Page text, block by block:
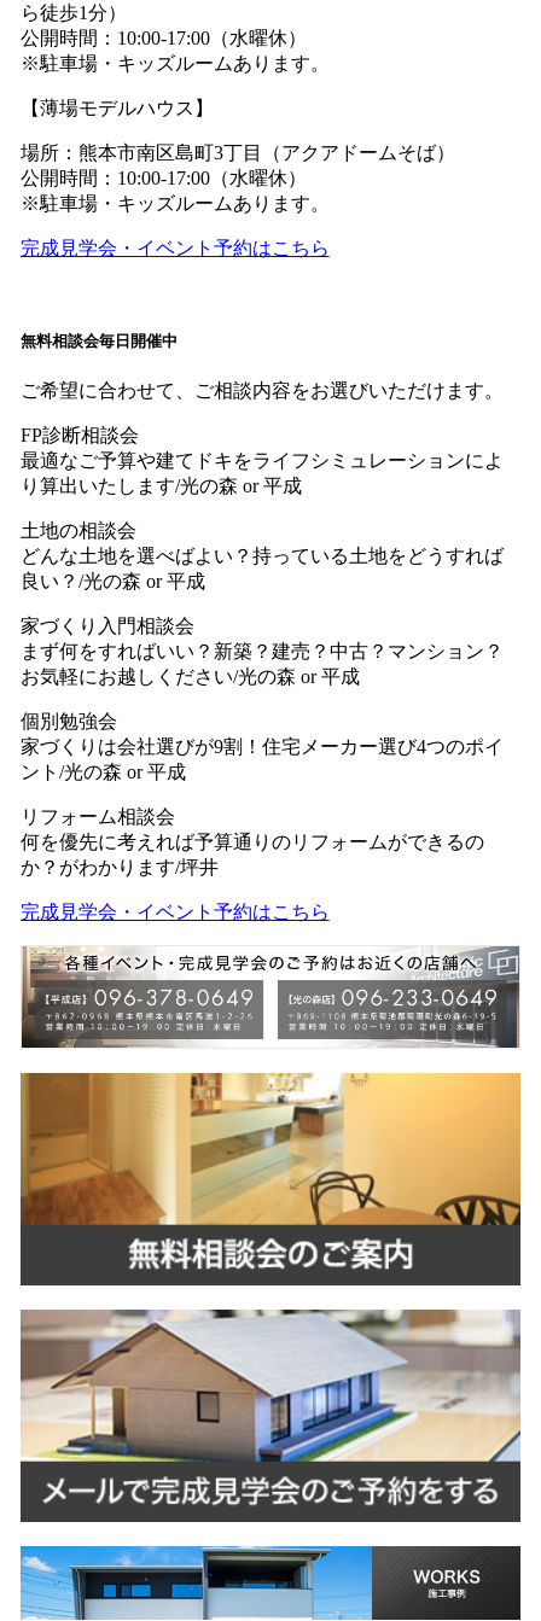
ら徒歩1分）
公開時間：10:00-17:00（水曜休）
※駐車場・キッズルームあります。
【薄場モデルハウス】
場所：熊本市南区島町3丁目（アクアドームそば）
公開時間：10:00-17:00（水曜休）
※駐車場・キッズルームあります。
完成見学会・イベント予約はこちら
無料相談会毎日開催中
ご希望に合わせて、ご相談内容をお選びいただけます。
FP診断相談会
最適なご予算や建てドキをライフシミュレーションによ
り算出いたします/光の森 or 平成
土地の相談会
どんな土地を選べばよい？持っている土地をどうすれば
良い？/光の森 or 平成
家づくり入門相談会
まず何をすればいい？新築？建売？中古？マンション？
お気軽にお越しください/光の森 or 平成
個別勉強会
家づくりは会社選びが9割！住宅メーカー選び4つのポイ
ント/光の森 or 平成
リフォーム相談会
何を優先に考えれば予算通りのリフォームができるの
か？がわかります/坪井
完成見学会・イベント予約はこちら